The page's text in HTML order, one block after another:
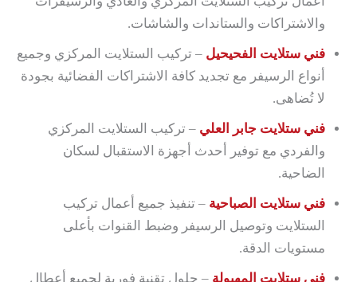
والاشتراكات والستاندات والشاشات.
فني ستلايت الفحيحيل – تركيب الستلايت المركزي وجميع
أنواع الرسيفر مع تجديد كافة الاشتراكات الفضائية بجودة
لا تُضاهى.
فني ستلايت جابر العلي – تركيب الستلايت المركزي
والفردي مع توفير أحدث أجهزة الاستقبال لسكان
الضاحية.
فني ستلايت الصباحية – تنفيذ جميع أعمال تركيب
الستلايت وتوصيل الرسيفر وضبط القنوات بأعلى
مستويات الدقة.
فني ستلايت المهبولة – حلول تقنية فورية لجميع أعطال